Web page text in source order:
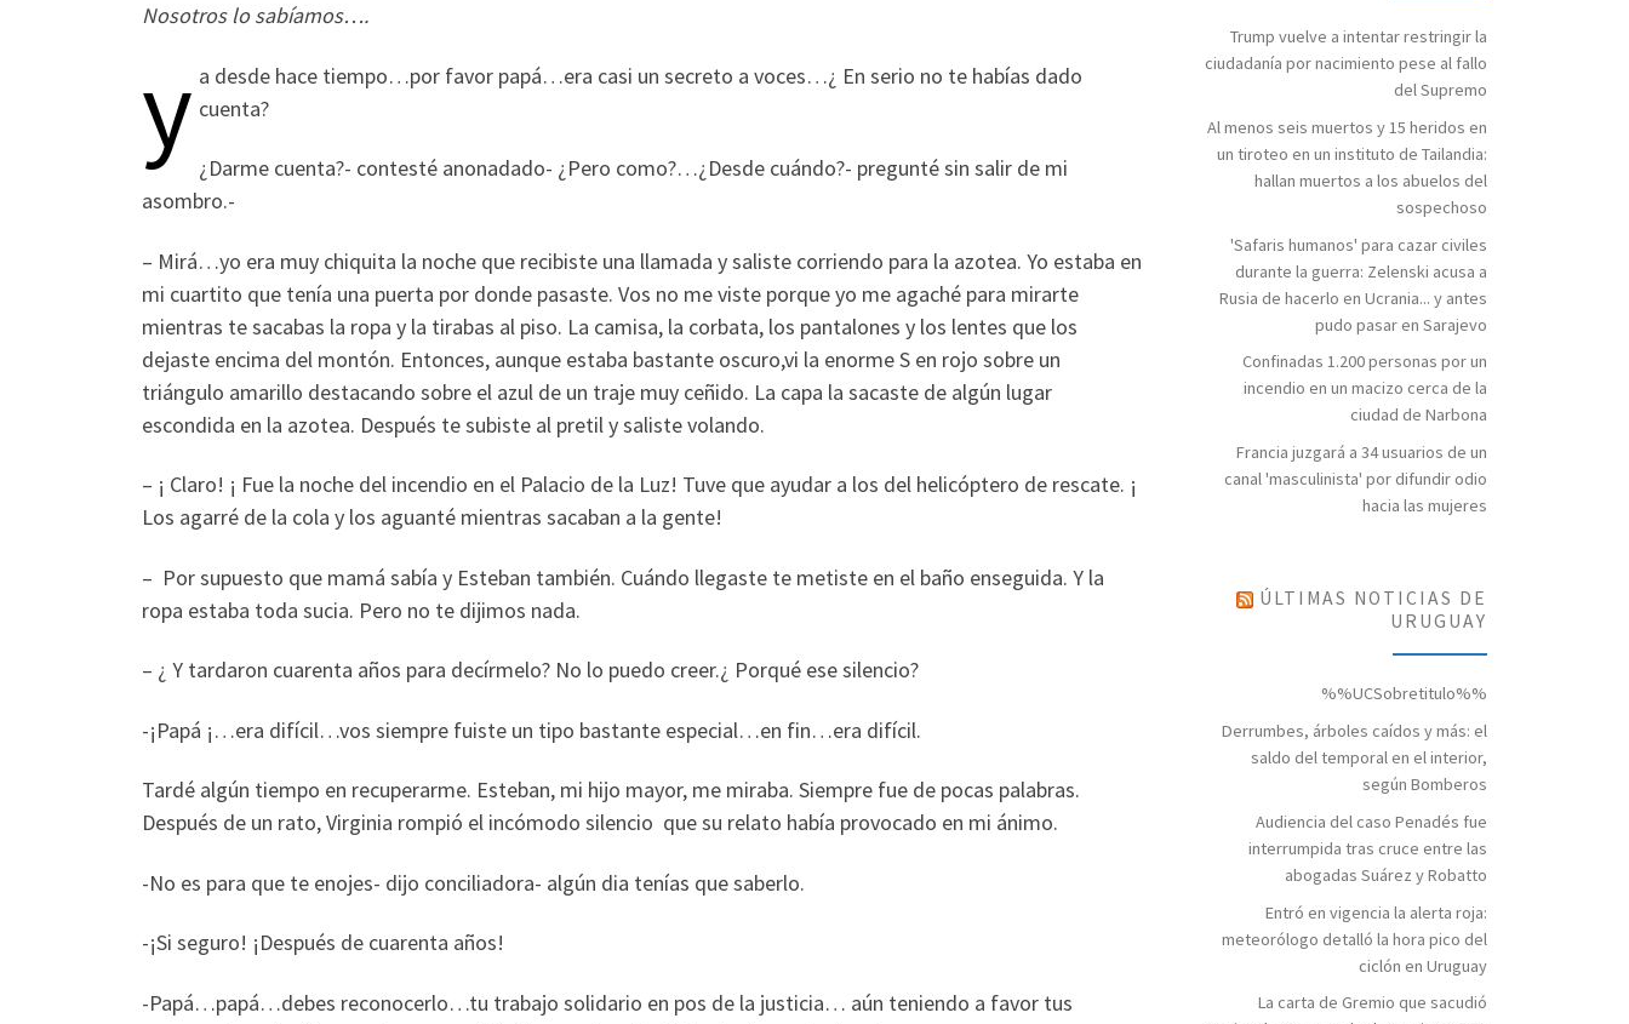
Nosotros lo sabíamos….
y a desde hace tiempo…por favor papá…era casi un secreto a voces…¿ En serio no te habías dado
cuenta?
¿Darme cuenta?- contesté anonadado- ¿Pero como?…¿Desde cuándo?- pregunté sin salir de mi
asombro.-
– Mirá…yo era muy chiquita la noche que recibiste una llamada y saliste corriendo para la azotea. Yo estaba en
mi cuartito que tenía una puerta por donde pasaste. Vos no me viste porque yo me agaché para mirarte
mientras te sacabas la ropa y la tirabas al piso. La camisa, la corbata, los pantalones y los lentes que los
dejaste encima del montón. Entonces, aunque estaba bastante oscuro,vi la enorme S en rojo sobre un
triángulo amarillo destacando sobre el azul de un traje muy ceñido. La capa la sacaste de algún lugar
escondida en la azotea. Después te subiste al pretil y saliste volando.
– ¡ Claro! ¡ Fue la noche del incendio en el Palacio de la Luz! Tuve que ayudar a los del helicóptero de rescate. ¡
Los agarré de la cola y los aguanté mientras sacaban a la gente!
– Por supuesto que mamá sabía y Esteban también. Cuándo llegaste te metiste en el baño enseguida. Y la
ropa estaba toda sucia. Pero no te dijimos nada.
– ¿ Y tardaron cuarenta años para decírmelo? No lo puedo creer.¿ Porqué ese silencio?
-¡Papá ¡…era difícil…vos siempre fuiste un tipo bastante especial…en fin…era difícil.
Tardé algún tiempo en recuperarme. Esteban, mi hijo mayor, me miraba. Siempre fue de pocas palabras.
Después de un rato, Virginia rompió el incómodo silencio que su relato había provocado en mi ánimo.
-No es para que te enojes- dijo conciliadora- algún dia tenías que saberlo.
-¡Si seguro! ¡Después de cuarenta años!
-Papá…papá…debes reconocerlo…tu trabajo solidario en pos de la justicia… aún teniendo a favor tus
Trump vuelve a intentar restringir la
ciudadanía por nacimiento pese al fallo
del Supremo
Al menos seis muertos y 15 heridos en
un tiroteo en un instituto de Tailandia:
hallan muertos a los abuelos del
sospechoso
'Safaris humanos' para cazar civiles
durante la guerra: Zelenski acusa a
Rusia de hacerlo en Ucrania... y antes
pudo pasar en Sarajevo
Confinadas 1.200 personas por un
incendio en un macizo cerca de la
ciudad de Narbona
Francia juzgará a 34 usuarios de un
canal 'masculinista' por difundir odio
hacia las mujeres
ÚLTIMAS NOTICIAS DE
URUGUAY
%%UCSobretitulo%%
Derrumbes, árboles caídos y más: el
saldo del temporal en el interior,
según Bomberos
Audiencia del caso Penadés fue
interrumpida tras cruce entre las
abogadas Suárez y Robatto
Entró en vigencia la alerta roja:
meteorólogo detalló la hora pico del
ciclón en Uruguay
La carta de Gremio que sacudió